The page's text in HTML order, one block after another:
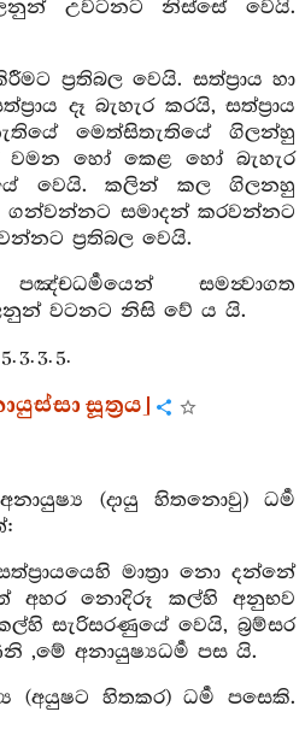
උවටනට නිස්සේ වෙයි.
ප්‍රතිබල වෙයි. සත්ප්‍රාය හා
දෑ බැහැර කරයි, සත්ප්‍රාය
මෙත්සිතැතියේ ගිලන්හු
හෝ කෙළ හෝ බැහැර
වෙයි. කලින් කල ගිලනහු
ගන්වන්නට සමාදන් කරවන්නට
ප්‍රතිබල වෙයි.
සමන්‍වාගත
වටනට නිසි වේ ය යි.
5. 3. 3. 5.
සූත්‍රය]
(දායු හිතනොවු) ධර්‍ම
මාත්‍රා නො දන්නේ
අහර නොදිරූ කල්හි අනුභව
සැරිසරණුයේ වෙයි, බ්‍රම්සර
,මේ අනායුෂ්‍යධර්‍ම පස යි.
හිතකර) ධර්‍ම පසෙකි.